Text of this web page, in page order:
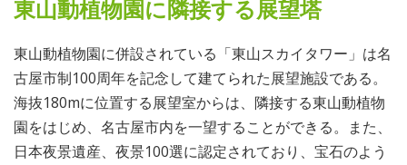
東山動植物園に隣接する展望塔
東山動植物園に併設されている「東山スカイタワー」は名
古屋市制100周年を記念して建てられた展望施設である。
海抜180mに位置する展望室からは、隣接する東山動植物
園をはじめ、名古屋市内を一望することができる。また、
日本夜景遺産、夜景100選に認定されており、宝石のよう